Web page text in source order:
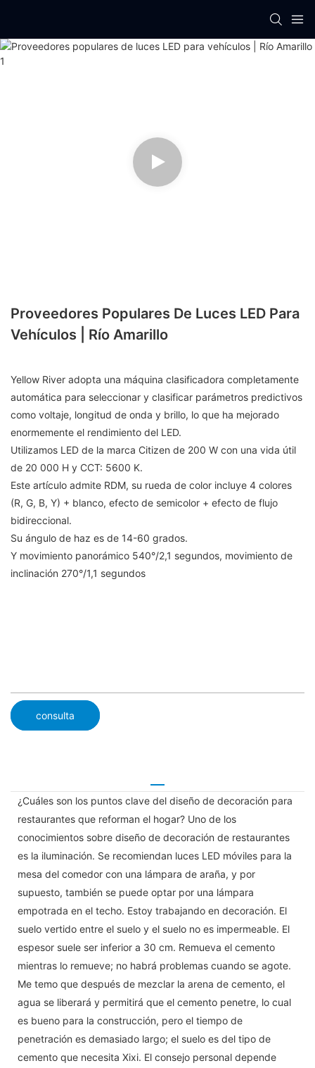
Proveedores Populares De Luces LED Para
Vehículos | Río Amarillo
Yellow River adopta una máquina clasificadora completamente
automática para seleccionar y clasificar parámetros predictivos
como voltaje, longitud de onda y brillo, lo que ha mejorado
enormemente el rendimiento del LED.
Utilizamos LED de la marca Citizen de 200 W con una vida útil
de 20 000 H y CCT: 5600 K.
Este artículo admite RDM, su rueda de color incluye 4 colores
(R, G, B, Y) + blanco, efecto de semicolor + efecto de flujo
bidireccional.
Su ángulo de haz es de 14-60 grados.
Y movimiento panorámico 540°/2,1 segundos, movimiento de
inclinación 270°/1,1 segundos
consulta
¿Cuáles son los puntos clave del diseño de decoración para
restaurantes que reforman el hogar? Uno de los
conocimientos sobre diseño de decoración de restaurantes
es la iluminación. Se recomiendan luces LED móviles para la
mesa del comedor con una lámpara de araña, y por
supuesto, también se puede optar por una lámpara
empotrada en el techo. Estoy trabajando en decoración. El
suelo vertido entre el suelo y el suelo no es impermeable. El
espesor suele ser inferior a 30 cm. Remueva el cemento
mientras lo remueve; no habrá problemas cuando se agote.
Me temo que después de mezclar la arena de cemento, el
agua se liberará y permitirá que el cemento penetre, lo cual
es bueno para la construcción, pero el tiempo de
penetración es demasiado largo; el suelo es del tipo de
cemento que necesita Xixi. El consejo personal depende